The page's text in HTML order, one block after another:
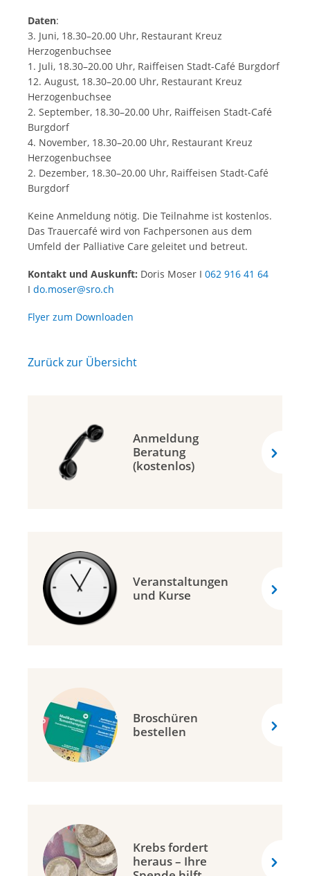
Daten:
3. Juni, 18.30–20.00 Uhr, Restaurant Kreuz
Herzogenbuchsee
1. Juli, 18.30–20.00 Uhr, Raiffeisen Stadt-Café Burgdorf
12. August, 18.30–20.00 Uhr, Restaurant Kreuz
Herzogenbuchsee
2. September, 18.30–20.00 Uhr, Raiffeisen Stadt-Café
Burgdorf
4. November, 18.30–20.00 Uhr, Restaurant Kreuz
Herzogenbuchsee
2. Dezember, 18.30–20.00 Uhr, Raiffeisen Stadt-Café
Burgdorf
Keine Anmeldung nötig. Die Teilnahme ist kostenlos.
Das Trauercafé wird von Fachpersonen aus dem
Umfeld der Palliative Care geleitet und betreut.
Kontakt und Auskunft: Doris Moser I 062 916 41 64
I do.moser@sro.ch
Flyer zum Downloaden
Zurück zur Übersicht
Anmeldung
Beratung
(kostenlos)
Veranstaltungen
und Kurse
Broschüren
bestellen
Krebs fordert
heraus – Ihre